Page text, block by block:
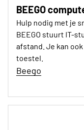
BEEGO
Hulp nodig met je
BEEGO stuurt IT-
afstand. Je kan
toestel.
Beego